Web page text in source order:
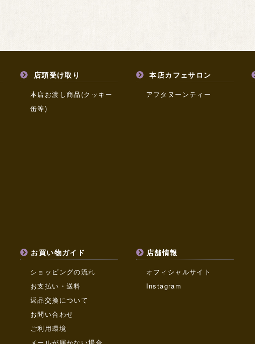
店頭受け取り
本店お渡し商品(クッキー
缶等)
本店カフェサロン
アフタヌーンティー
お買い物ガイド
ショッピングの流れ
お支払い・送料
返品交換について
お問い合わせ
ご利用環境
店舗情報
オフィシャルサイト
Instagram